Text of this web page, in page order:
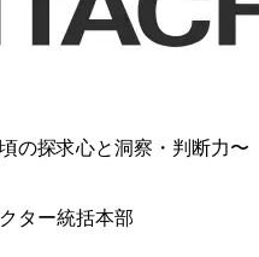
の探求心と洞察・判断力〜
ター統括本部